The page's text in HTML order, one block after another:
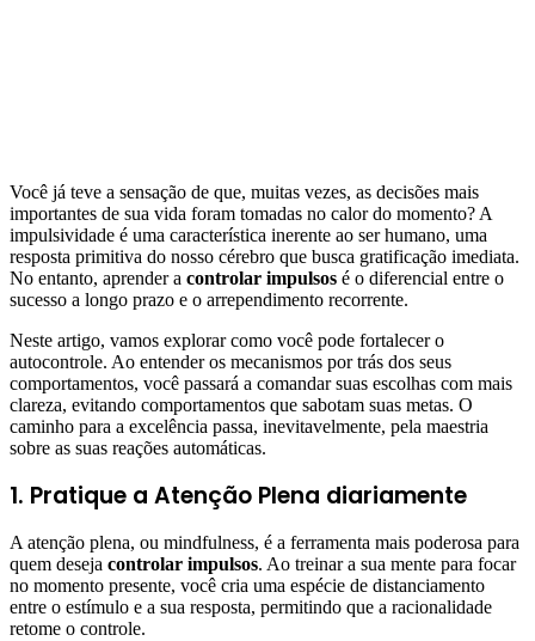
Você já teve a sensação de que, muitas vezes, as decisões mais
importantes de sua vida foram tomadas no calor do momento? A
impulsividade é uma característica inerente ao ser humano, uma
resposta primitiva do nosso cérebro que busca gratificação imediata.
No entanto, aprender a controlar impulsos é o diferencial entre o
sucesso a longo prazo e o arrependimento recorrente.
Neste artigo, vamos explorar como você pode fortalecer o
autocontrole. Ao entender os mecanismos por trás dos seus
comportamentos, você passará a comandar suas escolhas com mais
clareza, evitando comportamentos que sabotam suas metas. O
caminho para a excelência passa, inevitavelmente, pela maestria
sobre as suas reações automáticas.
1. Pratique a Atenção Plena diariamente
A atenção plena, ou mindfulness, é a ferramenta mais poderosa para
quem deseja controlar impulsos. Ao treinar a sua mente para focar
no momento presente, você cria uma espécie de distanciamento
entre o estímulo e a sua resposta, permitindo que a racionalidade
retome o controle.